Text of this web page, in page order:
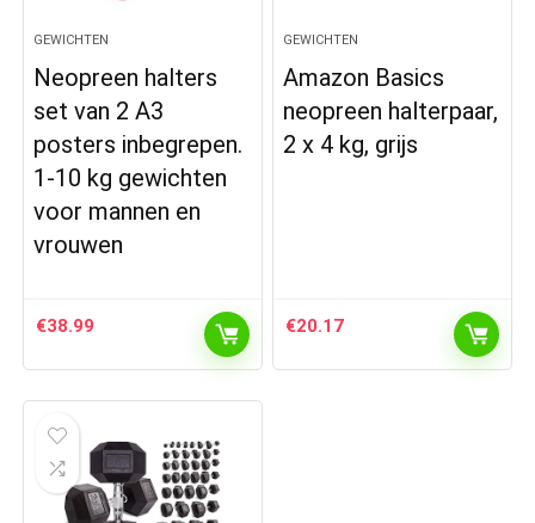
GEWICHTEN
Neopreen halters
set van 2 A3
posters inbegrepen.
1-10 kg gewichten
voor mannen en
vrouwen
€38.99
GEWICHTEN
Amazon Basics
neopreen halterpaar,
2 x 4 kg, grijs
€20.17